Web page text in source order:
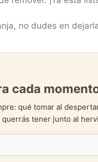
no dudes en
cada
qué tomar al
tener junto al